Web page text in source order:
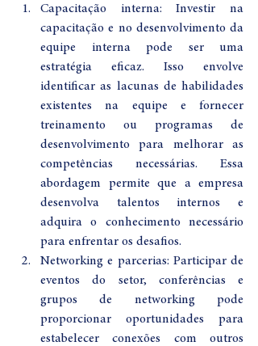
Capacitação interna: Investir na
capacitação e no desenvolvimento da
equipe interna pode ser uma
estratégia eficaz. Isso envolve
identificar as lacunas de habilidades
existentes na equipe e fornecer
treinamento ou programas de
desenvolvimento para melhorar as
competências necessárias. Essa
abordagem permite que a empresa
desenvolva talentos internos e
adquira o conhecimento necessário
para enfrentar os desafios.
Networking e parcerias: Participar de
eventos do setor, conferências e
grupos de networking pode
proporcionar oportunidades para
estabelecer conexões com outros